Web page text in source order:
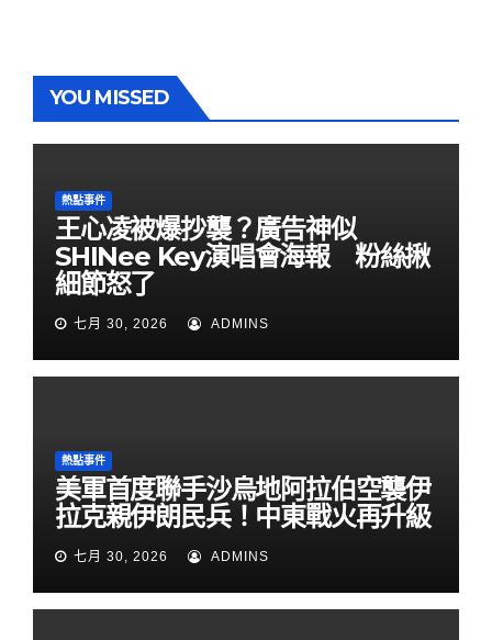
YOU MISSED
熱點事件
王心凌被爆抄襲？廣告神似
SHINee Key演唱會海報 粉絲揪
細節怒了
七月 30, 2026 ADMINS
熱點事件
美軍首度聯手沙烏地阿拉伯空襲伊
拉克親伊朗民兵！中東戰火再升級
七月 30, 2026 ADMINS